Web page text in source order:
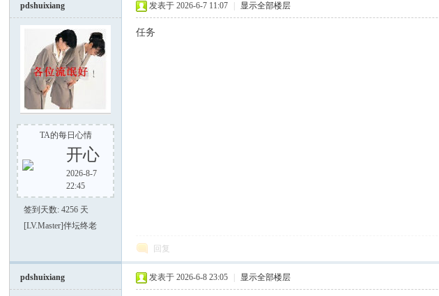
手
pdshuixiang
TA的每日心情
开心
2026-8-7
22:45
签到天数: 4256 天
[LV.Master]伴坛终老
发表于 2026-6-7 11:07 显示全部楼层
任务
回复
pdshuixiang 发表于 2026-6-8 23:05 显示全部楼层